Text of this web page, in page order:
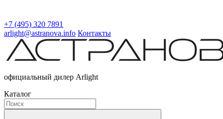
+7 (495) 320 7891
arlight@astranova.info Контакты
официальный дилер Arlight
Каталог